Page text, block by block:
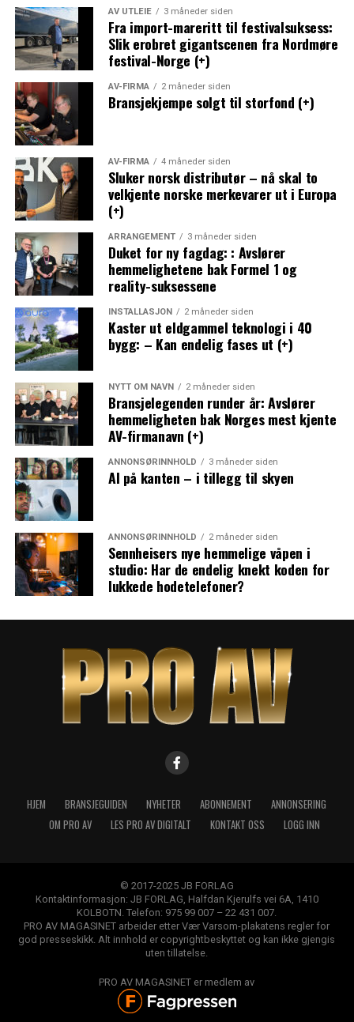
AV UTLEIE 3 måneder siden
Fra import-mareritt til festivalsuksess:
Slik erobret gigantscenen fra Nordmøre
festival-Norge (+)
AV-FIRMA 2 måneder siden
Bransjekjempe solgt til storfond (+)
AV-FIRMA 4 måneder siden
Sluker norsk distributør – nå skal to
velkjente norske merkevarer ut i Europa
(+)
ARRANGEMENT 3 måneder siden
Duket for ny fagdag: : Avslører
hemmelighetene bak Formel 1 og
reality-suksessene
INSTALLASJON 2 måneder siden
Kaster ut eldgammel teknologi i 40
bygg: – Kan endelig fases ut (+)
NYTT OM NAVN 2 måneder siden
Bransjelegenden runder år: Avslører
hemmeligheten bak Norges mest kjente
AV-firmanavn (+)
ANNONSØRINNHOLD 3 måneder siden
AI på kanten – i tillegg til skyen
ANNONSØRINNHOLD 2 måneder siden
Sennheisers nye hemmelige våpen i
studio: Har de endelig knekt koden for
lukkede hodetelefoner?
HJEM BRANSJEGUIDEN NYHETER ABONNEMENT
ANNONSERING
OM PRO AV
LES PRO AV DIGITALT KONTAKT OSS LOGG INN
© 2017-2025 JB FORLAG
Kontaktinformasjon: JB FORLAG, Halfdan Kjerulfs vei 6A, 1410
KOLBOTN. Telefon: 975 99 007 – 22 431 007.
PRO AV MAGASINET arbeider etter Vær Varsom-plakatens regler for
god presseskikk. Alt innhold er copyrightbeskyttet og kan ikke gjengis
uten tillatelse.
PRO AV MAGASINET er medlem av